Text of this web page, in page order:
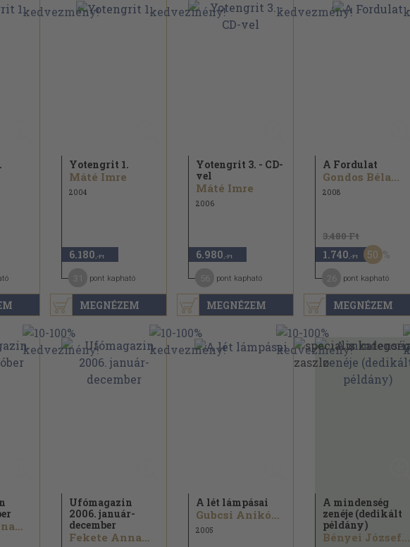
MEGNÉZEM
Yotengrit 1.
Máté Imre
2004
6.180 ,-Ft
pont kapható
MEGNÉZEM
Yotengrit 3. - CD-
vel
Máté Imre
2006
6.980 ,-Ft
pont kapható
MEGNÉZEM
A Fordulat
Gondos Béla...
2008
3.480 Ft
1.740 ,-Ft 50
pont kapható
Fekete Annamária...
Ufómagazin
2006. január-
december
Fekete Annamária...
A lét lámpásai
Gubcsi Anikó...
2005
A mindenség
zenéje (dedikált
példány)
Bényei József...